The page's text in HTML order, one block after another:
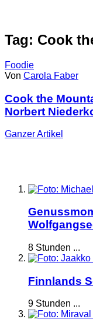
Tag: Cook
Foodie
Von Carola Faber
Cook the
Norbert
GanzerArtikel
8 Stunden ...
Finnlands
9 Stunden ...